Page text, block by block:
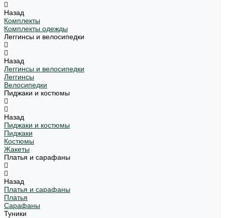
Назад
Комплекты
Комплекты одежды
Леггинсы и велосипедки
Назад
Леггинсы и велосипедки
Леггинсы
Велосипедки
Пиджаки и костюмы
Назад
Пиджаки и костюмы
Пиджаки
Костюмы
Жакеты
Платья и сарафаны
Назад
Платья и сарафаны
Платья
Сарафаны
Туники